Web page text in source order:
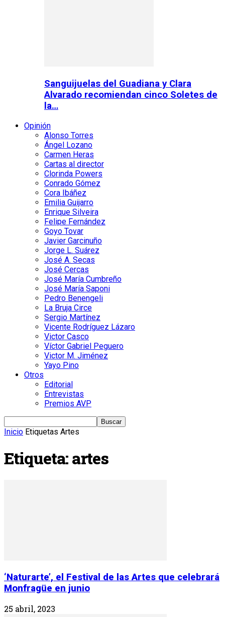
Sanguijuelas del Guadiana y Clara
Alvarado recomiendan cinco Soletes de
la…
Opinión
Alonso Torres
Ángel Lozano
Carmen Heras
Cartas al director
Clorinda Powers
Conrado Gómez
Cora Ibáñez
Emilia Guijarro
Enrique Silveira
Felipe Fernández
Goyo Tovar
Javier Garcinuño
Jorge L. Suárez
José A. Secas
José Cercas
José María Cumbreño
José María Saponi
Pedro Benengeli
La Bruja Circe
Sergio Martínez
Vicente Rodríguez Lázaro
Victor Casco
Víctor Gabriel Peguero
Victor M. Jiménez
Yayo Pino
Otros
Editorial
Entrevistas
Premios AVP
Inicio Etiquetas Artes
Etiqueta: artes
‘Naturarte’, el Festival de las Artes que celebrará
Monfragüe en junio
25 abril, 2023